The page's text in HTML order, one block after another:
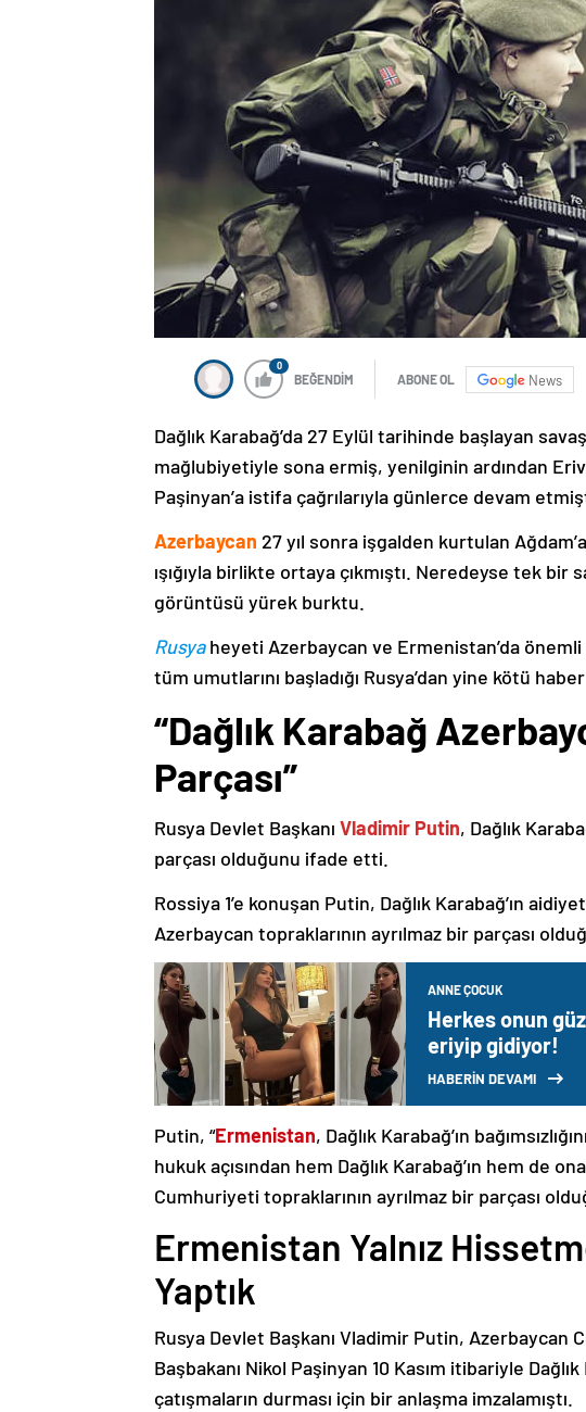
0
BEĞENDİM ABONE OL News
Dağlık Karabağ’da 27 Eylül tarihinde başlayan
mağlubiyetiyle sona ermiş, yenilginin ardından
Paşinyan’a istifa çağrılarıyla günlerce devam
Azerbaycan 27 yıl sonra işgalden kurtulan
ışığıyla birlikte ortaya çıkmıştı. Neredeyse tek
görüntüsü yürek burktu.
Rusyaheyeti Azerbaycan ve Ermenistan’da
tüm umutlarını başladığı Rusya’dan yine kötü
“Dağlık Karabağ
Parçası”
Rusya Devlet Başkanı Vladimir Putin, Dağlık
parçası olduğunu ifade etti.
Rossiya 1’e konuşan Putin, Dağlık Karabağ’ın
Azerbaycan topraklarının ayrılmaz bir parçası
ANNE ÇOCUK
Herkes onun
eriyip gidiyor!
HABERİN DEVAMI
Putin, “Ermenistan, Dağlık Karabağ’ın
hukuk açısından hem Dağlık Karabağ’ın hem de
Cumhuriyeti topraklarının ayrılmaz bir parçası
Ermenistan Yalnız
Yaptık
Rusya Devlet Başkanı Vladimir Putin, Azerbaycan
Başbakanı Nikol Paşinyan 10 Kasım itibariyle
çatışmaların durması için bir anlaşma imzalamıştı.